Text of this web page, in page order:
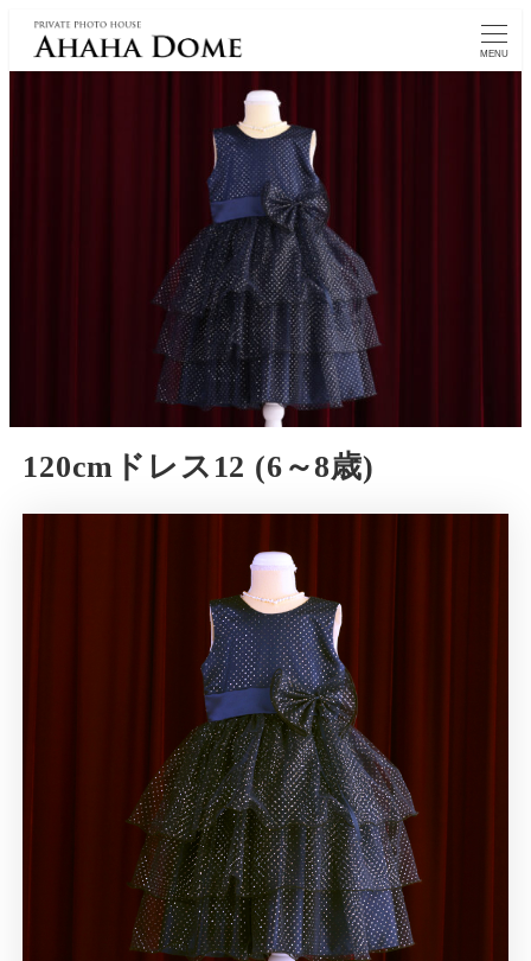
MENU
120cmドレス12 (6～8歳)